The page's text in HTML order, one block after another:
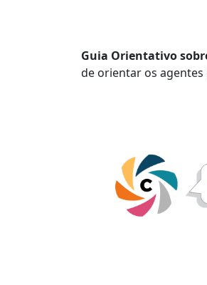
Guia Orientativo
de orientar os agentes